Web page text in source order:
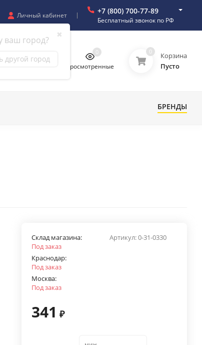
✖
ваш город?
другой город
Личный кабинет +7 (800) 700-77-89
Бесплатный звонок по РФ
Просмотренные
0 0
Корзина
Пусто
БРЕНДЫ
Артикул:0-31-0330
Склад магазина:
Под заказ
Краснодар:
Под заказ
Москва:
Под заказ
341 ₽